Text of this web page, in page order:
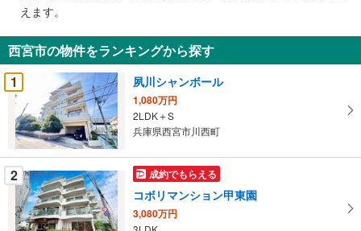
知
を
受
け
取
る
・
条
件
を
マ
えます。
西宮市の物件をランキングから探す
1
夙川シャンボール
1,080万円
2LDK＋S
兵庫県西宮市川西町
2 成約でもらえる
コボリマンション甲東園
3,080万円